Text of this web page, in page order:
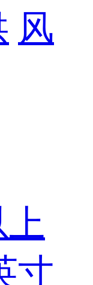
风
上
寸